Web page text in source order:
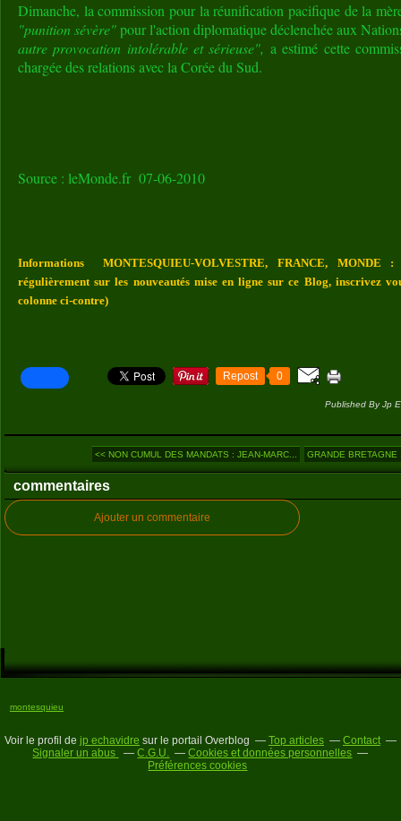
Dimanche, la commission pour la réunification pacifique de la
"punition sévère"pour l'action diplomatique déclenchée aux
autre provocation intolérable et sérieuse", a estimé cette
chargée des relations avec la Corée du Sud.
Source : leMonde.fr 07-06-2010
Informations MONTESQUIEU-VOLVESTRE, FRANCE, MONDE
régulièrement sur les nouveautés mise en ligne sur ce Blog, inscrivez
colonne ci-contre)
Repost 0
Published By Jp
<< NON CUMUL DES MANDATS : JEAN-MARC... GRANDE
commentaires
Ajouter un commentaire
montesquieu
Voir le profil de jp echavidre sur le portail Overblog Top articles
Contact
Signaler un abus
C.G.U.
Cookies et données personnelles
Préférences cookies